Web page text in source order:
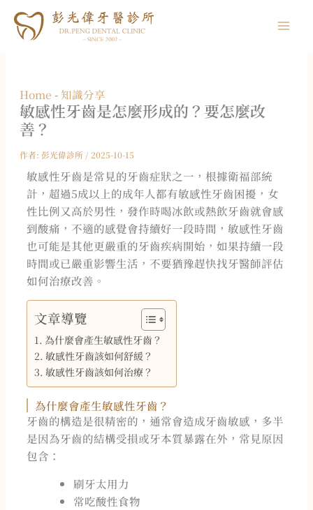
Home - 知識分享
敏感性牙齒是怎麼形成的？要怎麼改
善？
作者: 彭光偉診所 / 2025-10-15
敏感性牙齒是常見的牙齒症狀之一，根據衛福部統
計，超過5成以上的成年人都有敏感性牙齒困擾，女
性比例又高於男性，發作時喝冰飲或熱飲牙齒就會感
到酸痛，不適的感覺會持續好一段時間，敏感性牙齒
也可能是其他更嚴重的牙齒疾病開始，如果持續一段
時間或已嚴重影響生活，不要猶豫趕快找牙醫師評估
如何治療改善。
文章導覽
為什麼會產生敏感性牙齒？
敏感性牙齒該如何舒緩？
敏感性牙齒該如何治療？
為什麼會產生敏感性牙齒？
牙齒的構造是很精密的，通常會造成牙齒敏感，多半
是因為牙齒的結構受損或牙本質暴露在外，常見原因
包含：
刷牙太用力
常吃酸性食物